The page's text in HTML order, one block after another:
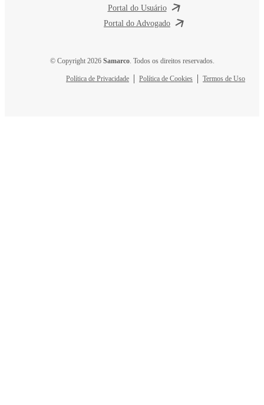
Portal do Usuário
Portal do Advogado
© Copyright 2026 Samarco. Todos os direitos reservados.
Política de Privacidade Política de Cookies Termos de Uso